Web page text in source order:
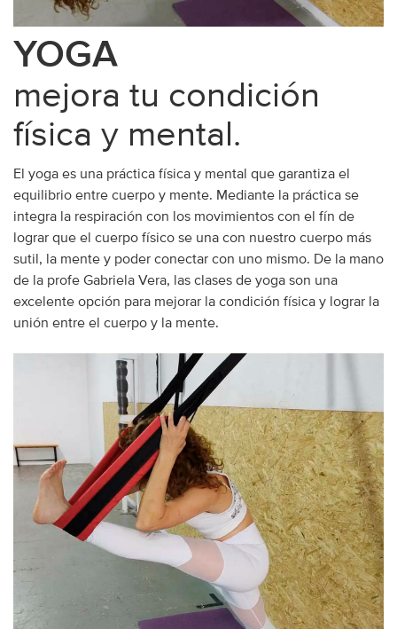
YOGA
mejora tu condición
física y mental.
El yoga es una práctica física y mental que garantiza el
equilibrio entre cuerpo y mente. Mediante la práctica se
integra la respiración con los movimientos con el fín de
lograr que el cuerpo físico se una con nuestro cuerpo más
sutil, la mente y poder conectar con uno mismo. De la mano
de la profe Gabriela Vera, las clases de yoga son una
excelente opción para mejorar la condición física y lograr la
unión entre el cuerpo y la mente.